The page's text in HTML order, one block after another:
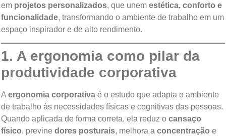
em projetos personalizados, que unem estética, conforto e
funcionalidade, transformando o ambiente de trabalho em um
espaço inspirador e de alto rendimento.
1. A ergonomia como pilar da
produtividade corporativa
A ergonomia corporativa é o estudo que adapta o ambiente
de trabalho às necessidades físicas e cognitivas das pessoas.
Quando aplicada de forma correta, ela reduz o cansaço
físico, previne dores posturais, melhora a concentração e